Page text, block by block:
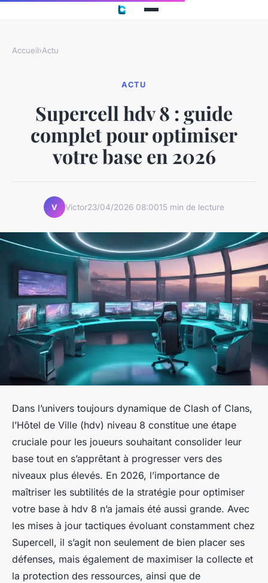
Accueil›Actu
ACTU
Supercell hdv 8 : guide
complet pour optimiser
votre base en 2026
V Victor23/04/2026 08:0015 min de lecture
Dans l’univers toujours dynamique de Clash of Clans,
l’Hôtel de Ville (hdv) niveau 8 constitue une étape
cruciale pour les joueurs souhaitant consolider leur
base tout en s’apprêtant à progresser vers des
niveaux plus élevés. En 2026, l’importance de
maîtriser les subtilités de la stratégie pour optimiser
votre base à hdv 8 n’a jamais été aussi grande. Avec
les mises à jour tactiques évoluant constamment chez
Supercell, il s’agit non seulement de bien placer ses
défenses, mais également de maximiser la collecte et
la protection des ressources, ainsi que de